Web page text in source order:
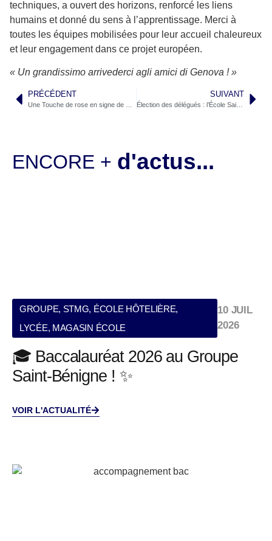
techniques, a ouvert des horizons, renforcé les liens
humains et donné du sens à l’apprentissage. Merci à
toutes les équipes mobilisées pour leur accueil chaleureux
et leur engagement dans ce projet européen.
« Un grandissimo arrivederci agli amici di Genova ! »
PRÉCÉDENT SUIVANT
Élection des délégués : l’École Saint-Bénigne forme les citoyens de demain
ENCORE + d'actus...
GROUPE, STMG, ÉCOLE HÔTELIÈRE,
LYCÉE, MAGASIN ÉCOLE
10 JUIL
2026
🎓 Baccalauréat 2026 au Groupe
Saint-Bénigne ! ✨
VOIR L'ACTUALITÉ